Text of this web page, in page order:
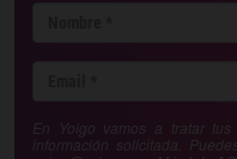
En Yoigo vamos a tratar
información solicitada.